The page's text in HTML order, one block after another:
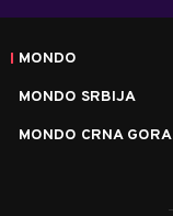
MONDO
MONDO SRBIJA
MONDO CRNA GORA